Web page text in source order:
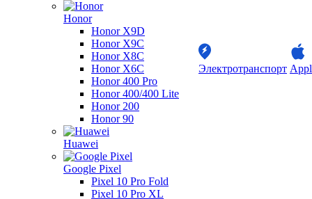
Honor
Honor X9D
Honor X9C
Honor X8C
Honor X6C
Honor 400 Pro
Honor 400/400 Lite
Honor 200
Honor 90
Huawei
Google Pixel
Pixel 10 Pro Fold
Pixel 10 Pro XL
Электротранспорт